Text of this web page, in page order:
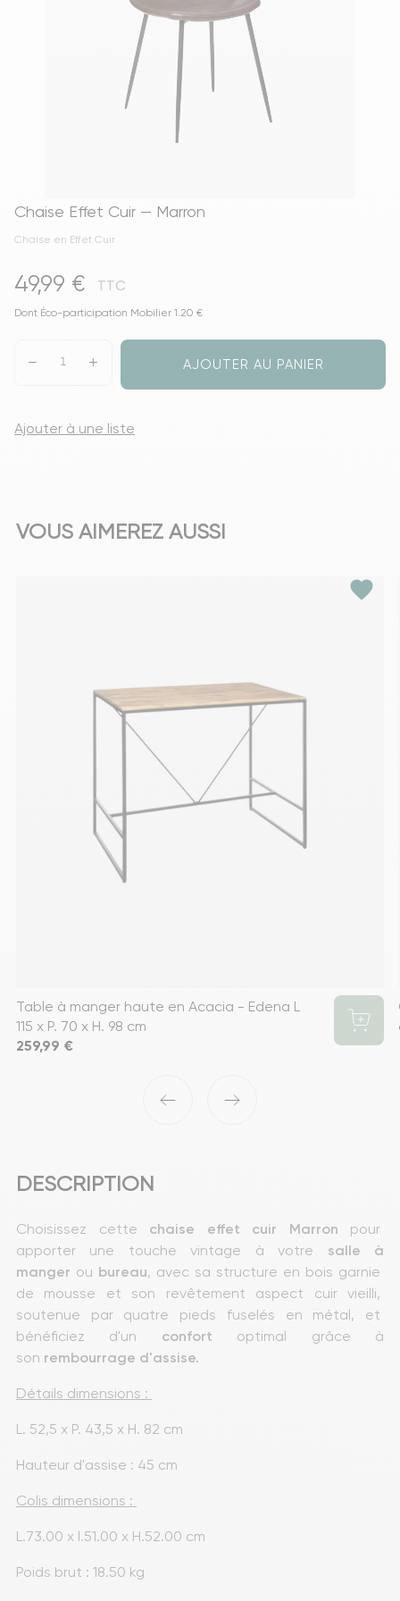
Chaise Effet Cuir — Marron
Chaise en Effet Cuir
49,99 € TTC
Dont Éco-participation Mobilier 1.20 €
AJOUTER AU PANIER
Ajouter à une liste
VOUS AIMEREZ AUSSI
favorite
Table à manger haute en Acacia - Edena L
115 x P. 70 x H. 98 cm
Prix
259,99 €
‹ ›
DESCRIPTION
Choisissez cette chaise effet cuir Marron pour
apporter une touche vintage à votre salle à
manger ou bureau, avec sa structure en bois garnie
de mousse et son revêtement aspect cuir vieilli,
soutenue par quatre pieds fuselés en métal, et
bénéficiez d'un confort optimal grâce à
son rembourrage d'assise.
Détails dimensions :
L. 52,5 x P. 43,5 x H. 82 cm
Hauteur d'assise : 45 cm
Colis dimensions :
L.73.00 x l.51.00 x H.52.00 cm
Poids brut : 18.50 kg